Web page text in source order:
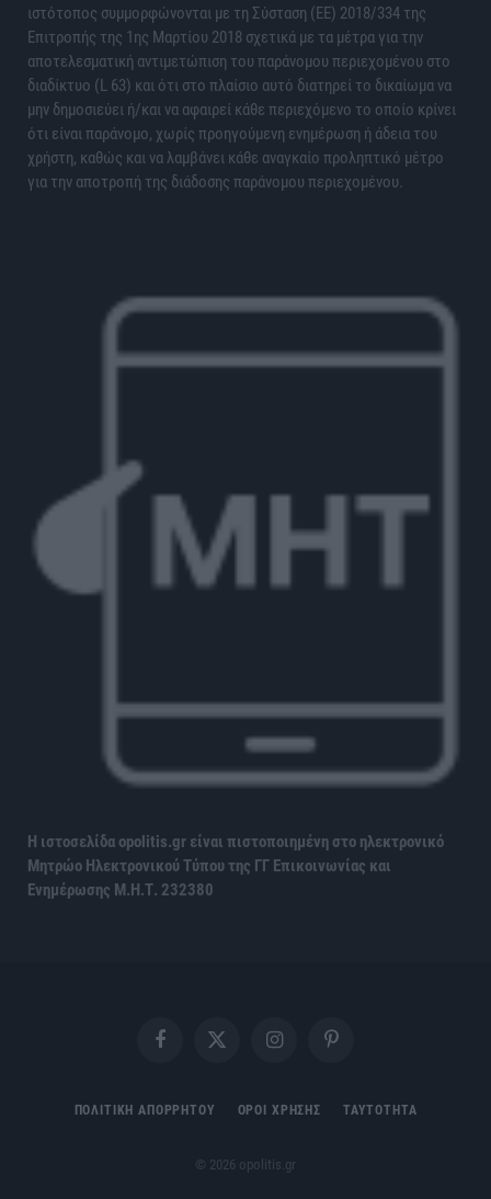
ιστότοπος συμμορφώνονται με τη Σύσταση (ΕΕ) 2018/334 της
Επιτροπής της 1ης Μαρτίου 2018 σχετικά με τα μέτρα για την
αποτελεσματική αντιμετώπιση του παράνομου περιεχομένου στο
διαδίκτυο (L 63) και ότι στο πλαίσιο αυτό διατηρεί το δικαίωμα να
μην δημοσιεύει ή/και να αφαιρεί κάθε περιεχόμενο το οποίο κρίνει
ότι είναι παράνομο, χωρίς προηγούμενη ενημέρωση ή άδεια του
χρήστη, καθώς και να λαμβάνει κάθε αναγκαίο προληπτικό μέτρο
για την αποτροπή της διάδοσης παράνομου περιεχομένου.
Η ιστοσελίδα opolitis.gr είναι πιστοποιημένη στο ηλεκτρονικό
Μητρώο Ηλεκτρονικού Τύπου της ΓΓ Επικοινωνίας και
Ενημέρωσης Μ.Η.Τ. 232380
Facebook X
InstagramPinterest
ΠΟΛΙΤΙΚΗ ΑΠΟΡΡΗΤΟΥ ΟΡΟΙ ΧΡΗΣΗΣ ΤΑΥΤΟΤΗΤΑ
© 2026 opolitis.gr